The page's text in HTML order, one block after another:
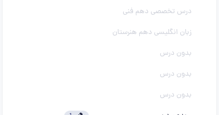
درس تخصصی دهم فنی
زبان انگلیسی دهم هنرستان
بدون درس
بدون درس
بدون درس